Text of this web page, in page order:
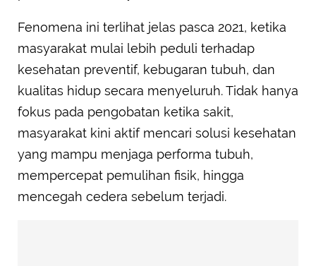
Fenomena ini terlihat jelas pasca 2021, ketika
masyarakat mulai lebih peduli terhadap
kesehatan preventif, kebugaran tubuh, dan
kualitas hidup secara menyeluruh. Tidak hanya
fokus pada pengobatan ketika sakit,
masyarakat kini aktif mencari solusi kesehatan
yang mampu menjaga performa tubuh,
mempercepat pemulihan fisik, hingga
mencegah cedera sebelum terjadi.